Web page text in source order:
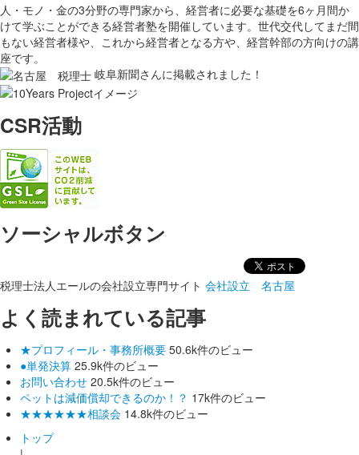
人・モノ・金の3分野の専門家から、経営者に必要な基礎を6ヶ月間か
けて学ぶことができる経営者塾を開催しています。世代交代してまだ間
もない経営者様や、これから経営者となる方や、経営幹部の方向けの講
座です。
岐阜新聞さんに掲載されました！
CSR活動
ソーシャルボタン
税理士法人エールの会社設立専門サイト 会社設立 名古屋
よく読まれている記事
★プロフィール・事務所概要 50.6k件のビュー
●単発決算 25.9k件のビュー
お問い合わせ 20.5k件のビュー
ペットは減価償却できるのか！？ 17k件のビュー
★★★★★★相談会 14.8k件のビュー
トップ